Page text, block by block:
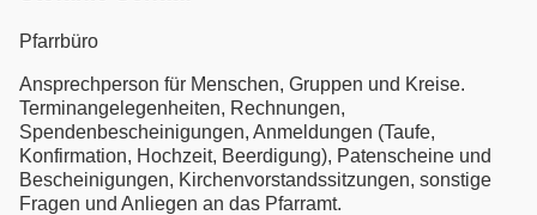
Pfarrbüro
Ansprechperson für Menschen, Gruppen und Kreise.
Terminangelegenheiten, Rechnungen,
Spendenbescheinigungen, Anmeldungen (Taufe,
Konfirmation, Hochzeit, Beerdigung), Patenscheine und
Bescheinigungen, Kirchenvorstandssitzungen, sonstige
Fragen und Anliegen an das Pfarramt.